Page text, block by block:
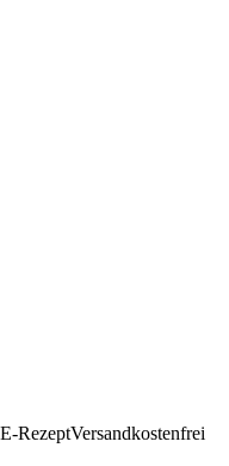
RezeptVersandkostenfrei